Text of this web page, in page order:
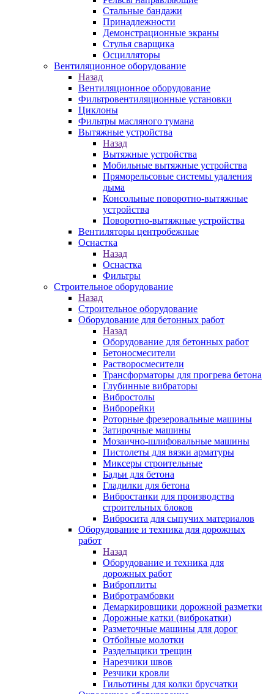
Стальные бандажи
Принадлежности
Демонстрационные экраны
Стулья сварщика
Осцилляторы
Вентиляционное оборудование
Назад
Вентиляционное оборудование
Фильтровентиляционные установки
Циклоны
Фильтры масляного тумана
Вытяжные устройства
Назад
Вытяжные устройства
Мобильные вытяжные устройства
Пряморельсовые системы удаления
дыма
Консольные поворотно-вытяжные
устройства
Поворотно-вытяжные устройства
Вентиляторы центробежные
Оснастка
Назад
Оснастка
Фильтры
Строительное оборудование
Назад
Строительное оборудование
Оборудование для бетонных работ
Назад
Оборудование для бетонных работ
Бетоносмесители
Растворосмесители
Трансформаторы для прогрева бетона
Глубинные вибраторы
Вибростолы
Виброрейки
Роторные фрезеровальные машины
Затирочные машины
Мозаично-шлифовальные машины
Пистолеты для вязки арматуры
Миксеры строительные
Бадьи для бетона
Гладилки для бетона
Вибростанки для производства
строительных блоков
Вибросита для сыпучих материалов
Оборудование и техника для дорожных
работ
Назад
Оборудование и техника для
дорожных работ
Виброплиты
Вибротрамбовки
Демаркировщики дорожной разметки
Дорожные катки (виброкатки)
Разметочные машины для дорог
Отбойные молотки
Раздельщики трещин
Нарезчики швов
Резчики кровли
Гильотины для колки брусчатки